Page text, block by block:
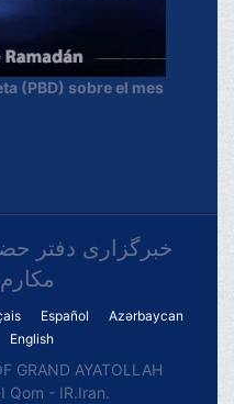
(PBD) sobre el mes
خبرگزاری دفتر
Español
Azərbaycan
English
GRAND AYATOLLAH
Qom - IR.Iran.